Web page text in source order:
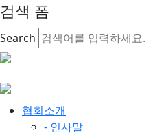
검색 폼
Search
협회소개
- 인사말